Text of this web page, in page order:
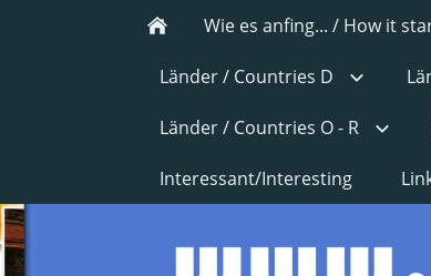
Wie es anfing... / How it
Länder / Countries D
Länder / Countries O - R
Interessant/Interesting